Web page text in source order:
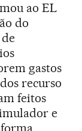
ao EL
do
gastos
recurso
feitos
e